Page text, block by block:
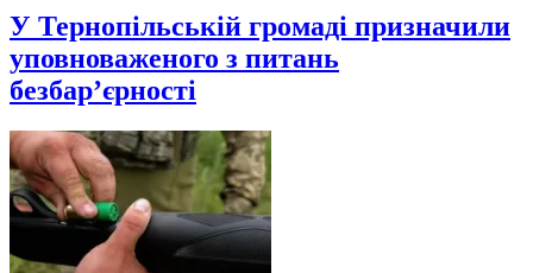
У Тернопільській громаді призначили
уповноваженого з питань
безбар’єрності